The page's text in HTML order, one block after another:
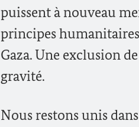
puissent à nouveau
principes
Gaza. Une exclusion
gravité.
Nous restons unis